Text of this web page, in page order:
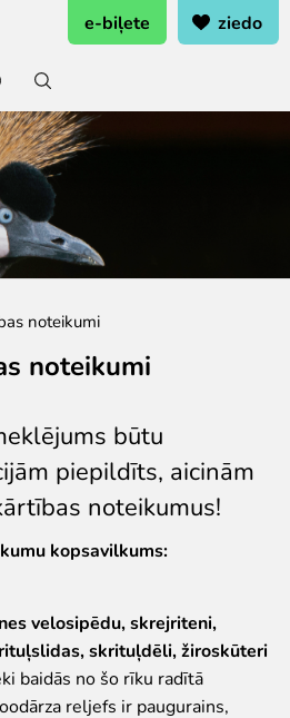
e-biļete ziedo
noteikumi
noteikumi
būtu
piepildīts, aicinām
noteikumus!
kopsavilkums:
velosipēdu, skrejriteni,
skrituļdēli, žiroskūteri
baidās no šo rīku radītā
reljefs ir paugurains,